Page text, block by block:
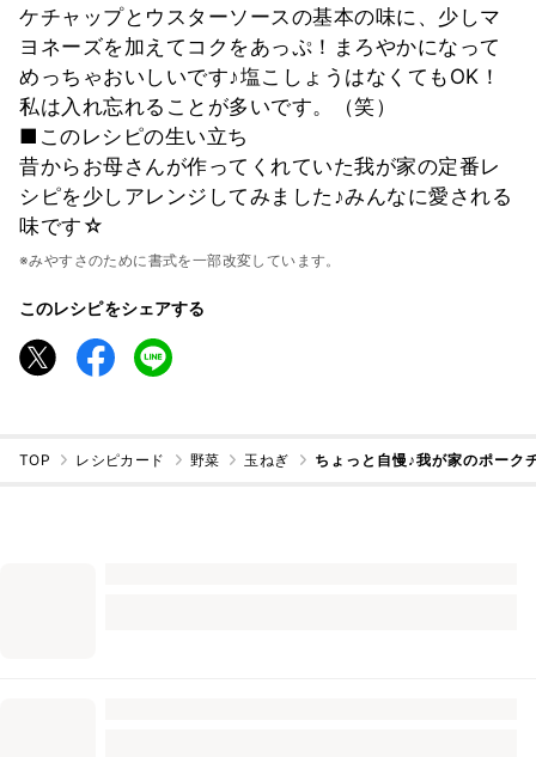
ケチャップとウスターソースの基本の味に、少しマ
ヨネーズを加えてコクをあっぷ！まろやかになって
めっちゃおいしいです♪塩こしょうはなくてもOK！
私は入れ忘れることが多いです。（笑）
■このレシピの生い立ち
昔からお母さんが作ってくれていた我が家の定番レ
シピを少しアレンジしてみました♪みんなに愛される
味です☆
※みやすさのために書式を一部改変しています。
このレシピをシェアする
TOP レシピカード 野菜 玉ねぎ ちょっと自慢♪我が家のポーク